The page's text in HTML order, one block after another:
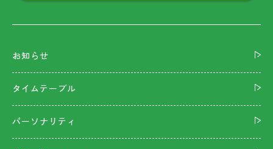
お知らせ
タイムテーブル
パーソナリティ